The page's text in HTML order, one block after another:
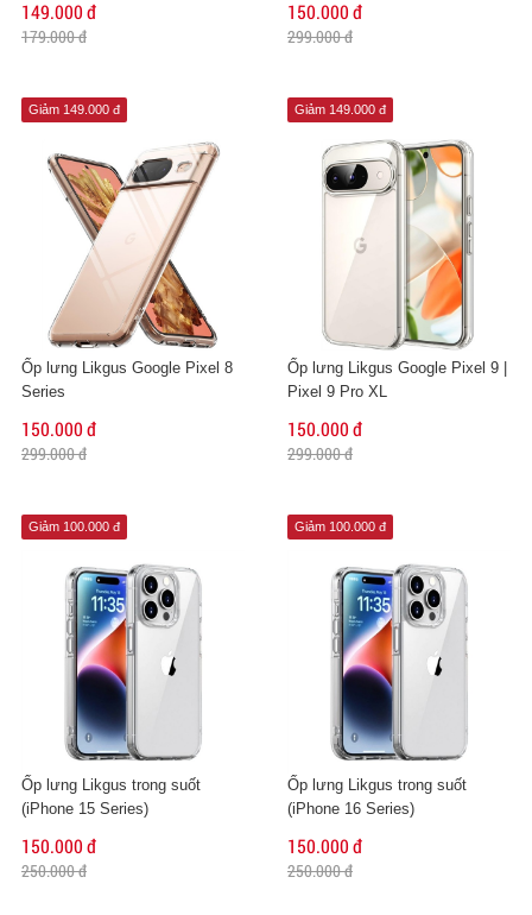
149.000 đ
179.000 đ
150.000 đ
299.000 đ
Giảm 149.000 đ
Ốp lưng Likgus Google Pixel 8
Series
150.000 đ
299.000 đ
Giảm 149.000 đ
Ốp lưng Likgus Google Pixel 9 |
Pixel 9 Pro XL
150.000 đ
299.000 đ
Giảm 100.000 đ
Ốp lưng Likgus trong suốt
(iPhone 15 Series)
150.000 đ
250.000 đ
Giảm 100.000 đ
Ốp lưng Likgus trong suốt
(iPhone 16 Series)
150.000 đ
250.000 đ